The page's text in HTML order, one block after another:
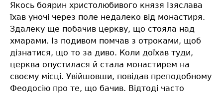
Якось боярин христолюбивого князя Ізяслава
їхав уночі через поле недалеко від монастиря.
Здалеку ще побачив церкву, що стояла над
хмарами. Із подивом помчав з отроками, щоб
дізнатися, що то за диво. Коли доїхав туди,
церква опустилася й стала монастирем на
своєму місці. Увійшовши, повідав преподобному
Феодосію про те, що бачив. Відтоді часто